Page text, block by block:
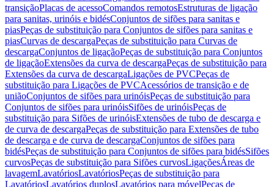
transiçãoPlacas de acessoComandos remotosEstruturas de ligação
para sanitas, urinóis e bidésConjuntos de sifões para sanitas e
piasPeças de substituição para Conjuntos de sifões para sanitas e
piasCurvas de descargaPeças de substituição para Curvas de
descargaConjuntos de ligaçãoPeças de substituição para Conjuntos
de ligaçãoExtensões da curva de descargaPeças de substituição para
Extensões da curva de descargaLigações de PVCPeças de
substituição para Ligações de PVCAcessórios de transição e de
uniãoConjuntos de sifões para urinóisPeças de substituição para
Conjuntos de sifões para urinóisSifões de urinóisPeças de
substituição para Sifões de urinóisExtensões de tubo de descarga e
de curva de descargaPeças de substituição para Extensões de tubo
de descarga e de curva de descargaConjuntos de sifões para
bidésPeças de substituição para Conjuntos de sifões para bidésSifões
curvosPeças de substituição para Sifões curvosLigaçõesÁreas de
lavagemLavatóriosLavatóriosPeças de substituição para
LavatóriosLavatórios duplosLavatórios para móvelPeças de